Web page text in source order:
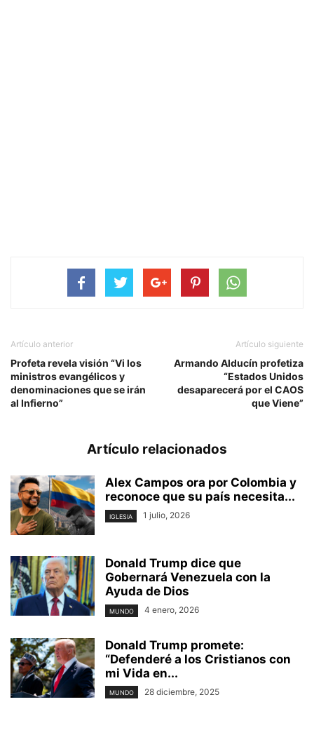
Artículo anterior
Profeta revela visión “Vi los
ministros evangélicos y
denominaciones que se irán
al Infierno”
Artículo siguiente
Armando Alducín profetiza
“Estados Unidos
desaparecerá por el CAOS
que Viene”
Artículo relacionados
Alex Campos ora por Colombia y
reconoce que su país necesita...
IGLESIA 1 julio, 2026
Donald Trump dice que
Gobernará Venezuela con la
Ayuda de Dios
MUNDO 4 enero, 2026
Donald Trump promete:
“Defenderé a los Cristianos con
mi Vida en...
MUNDO 28 diciembre, 2025